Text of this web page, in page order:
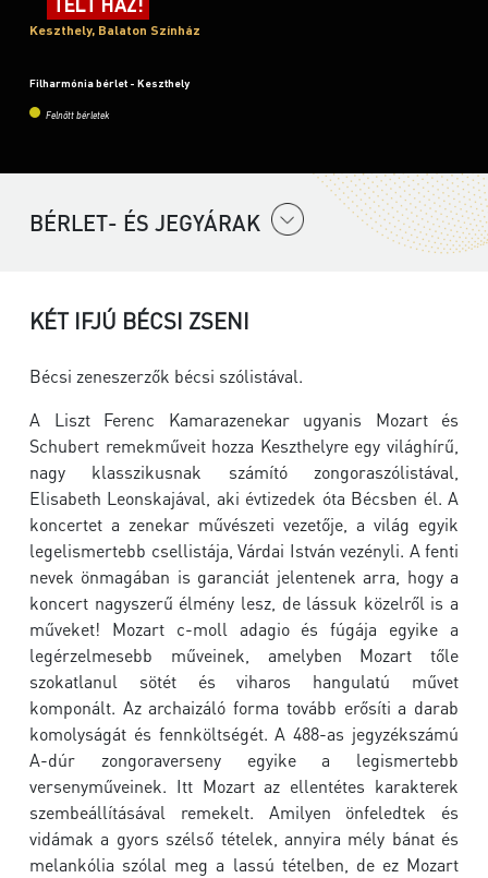
Keszthely, Balaton Színház
Filharmónia bérlet - Keszthely
Felnőtt bérletek
BÉRLET- ÉS JEGYÁRAK
KÉT IFJÚ BÉCSI ZSENI
Bécsi zeneszerzők bécsi szólistával.
A Liszt Ferenc Kamarazenekar ugyanis Mozart és
Schubert remekműveit hozza Keszthelyre egy világhírű,
nagy klasszikusnak számító zongoraszólistával,
Elisabeth Leonskajával, aki évtizedek óta Bécsben él. A
koncertet a zenekar művészeti vezetője, a világ egyik
legelismertebb csellistája, Várdai István vezényli. A fenti
nevek önmagában is garanciát jelentenek arra, hogy a
koncert nagyszerű élmény lesz, de lássuk közelről is a
műveket! Mozart c-moll adagio és fúgája egyike a
legérzelmesebb műveinek, amelyben Mozart tőle
szokatlanul sötét és viharos hangulatú művet
komponált. Az archaizáló forma tovább erősíti a darab
komolyságát és fennköltségét. A 488-as jegyzékszámú
A-dúr zongoraverseny egyike a legismertebb
versenyműveinek. Itt Mozart az ellentétes karakterek
szembeállításával remekelt. Amilyen önfeledtek és
vidámak a gyors szélső tételek, annyira mély bánat és
melankólia szólal meg a lassú tételben, de ez Mozart